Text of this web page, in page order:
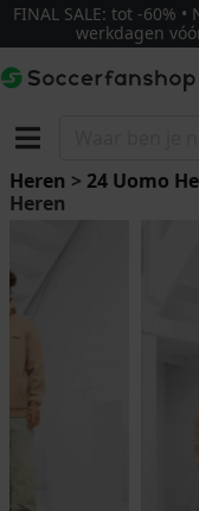
FINAL SALE: tot -60%
werkdagen
Heren > 24 Uomo
Heren